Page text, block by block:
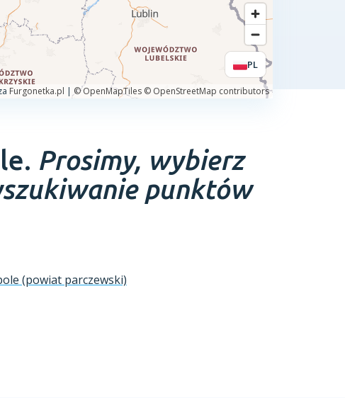
Prosimy, wybierz
punktów
(powiat parczewski)